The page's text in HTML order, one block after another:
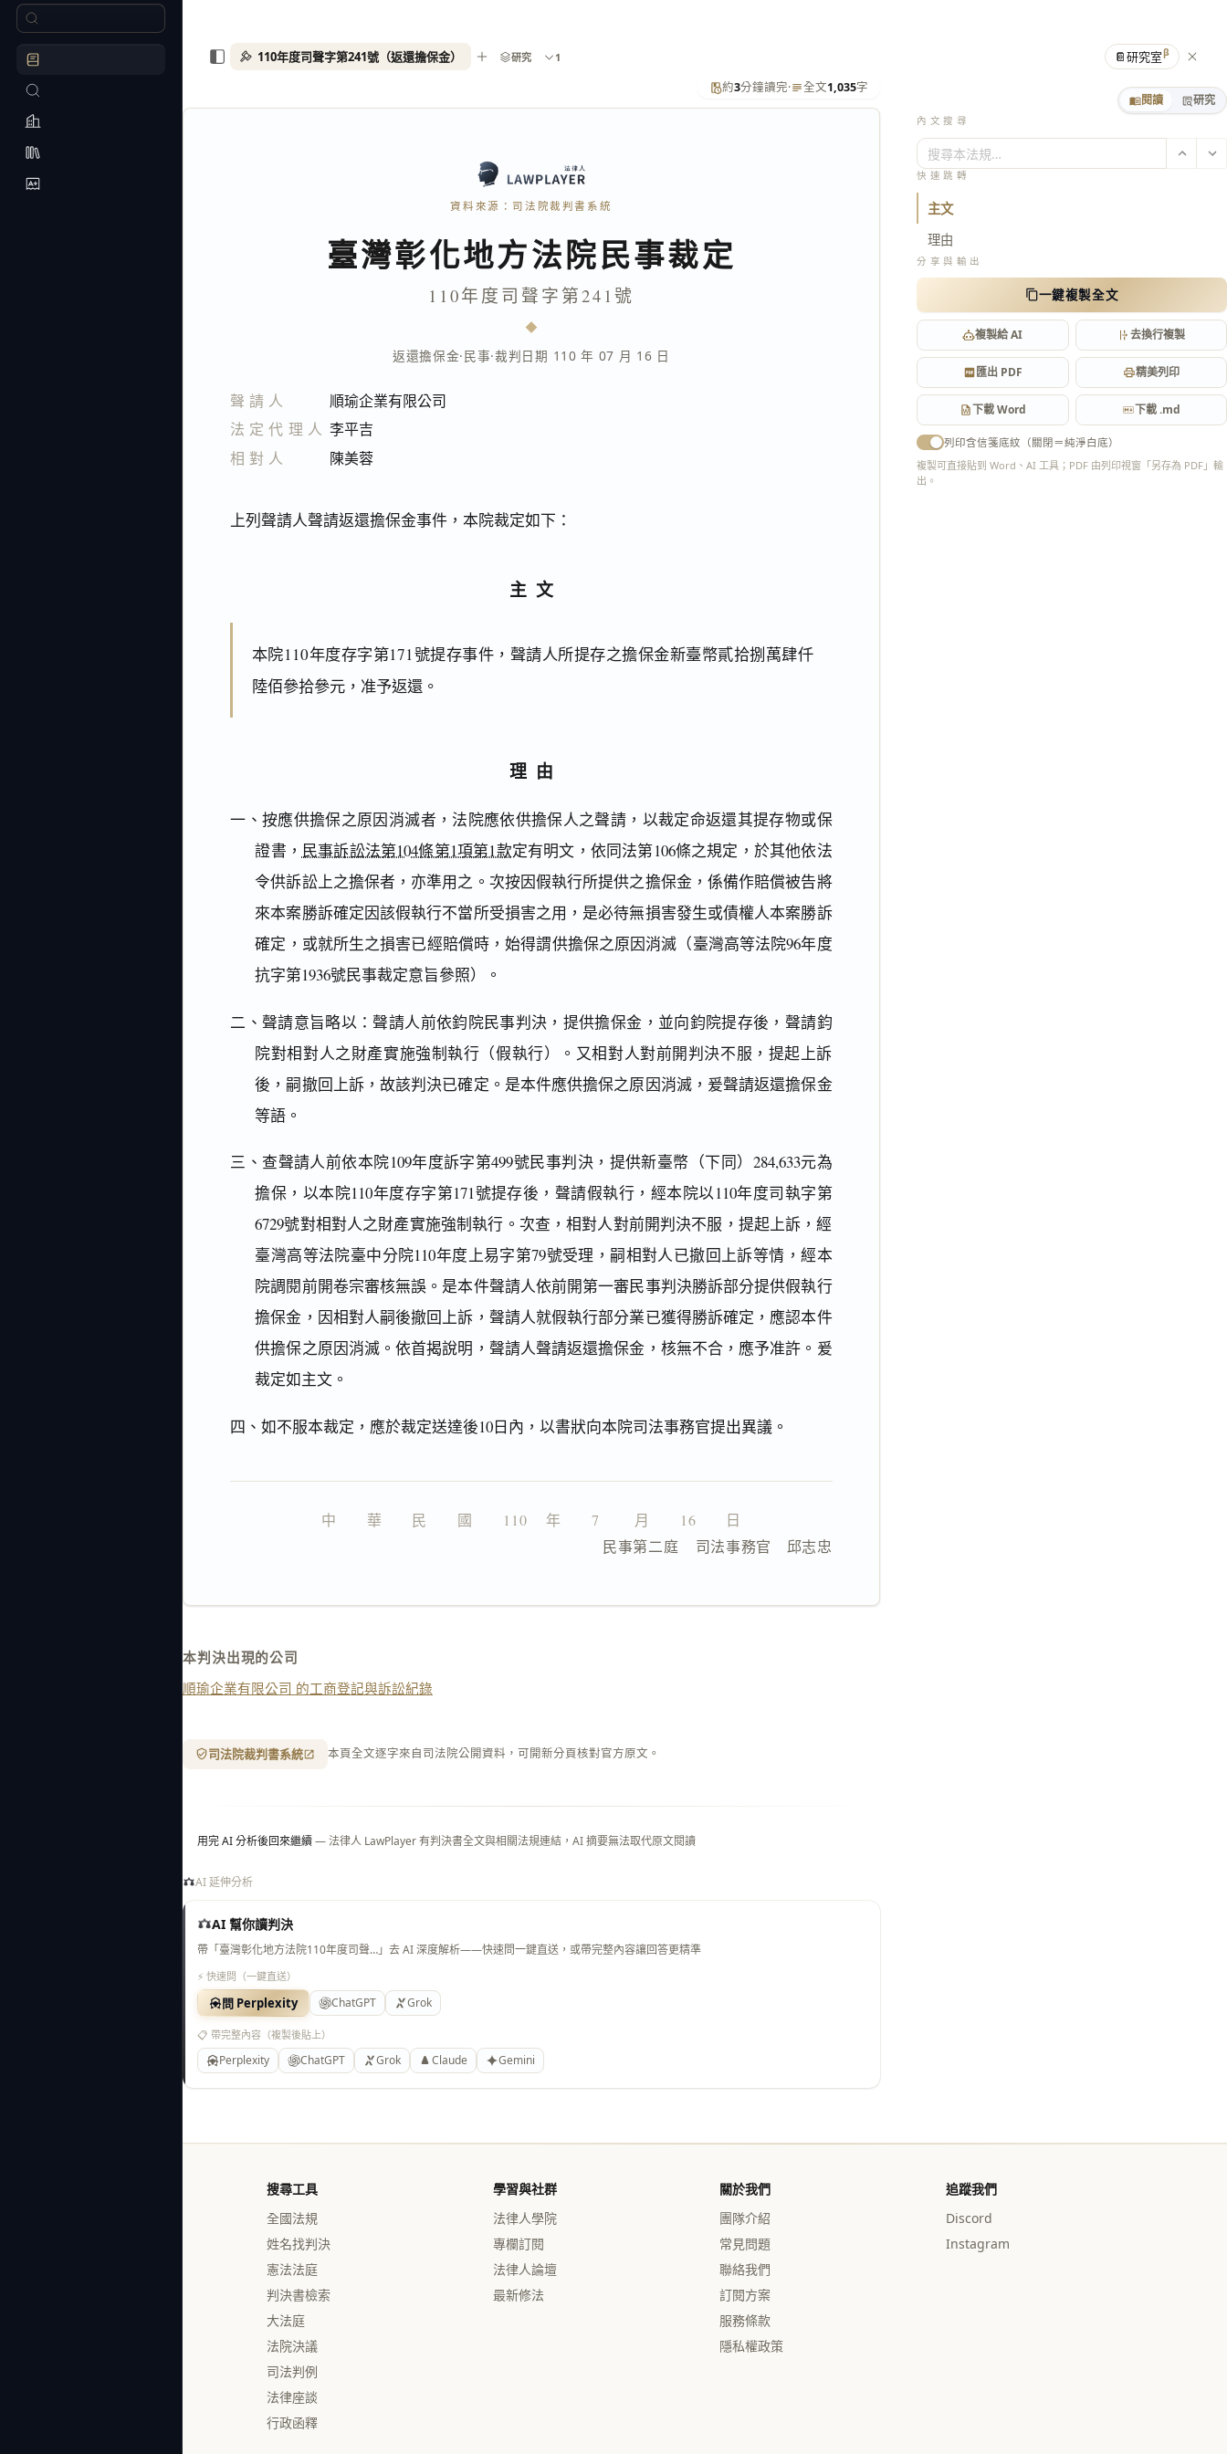
約3分鐘讀完· 全文1,035字
資料來源：司法院裁判書系統
臺灣彰化地方法院民事裁定
110年度司聲字第241號
返還擔保金·民事·裁判日期 110 年 07 月 16 日
聲請人
順瑜企業有限公司
法定代理人 李平吉
相對人
陳美蓉
上列聲請人聲請返還擔保金事件，本院裁定如下：
主文
本院110年度存字第171號提存事件，聲請人所提存之擔保金新臺幣貳拾捌萬肆仟
陸佰參拾參元，准予返還。
理由
一、按應供擔保之原因消滅者，法院應依供擔保人之聲請，以裁定命返還其提存物或保
證書， 民事訴訟法第104條第1項第1款定有明文，依同法第106條之規定，於其他依法
令供訴訟上之擔保者，亦準用之。次按因假執行所提供之擔保金，係備作賠償被告將
來本案勝訴確定因該假執行不當所受損害之用，是必待無損害發生或債權人本案勝訴
確定，或就所生之損害已經賠償時，始得謂供擔保之原因消滅（臺灣高等法院96年度
抗字第1936號民事裁定意旨參照）。
二、聲請意旨略以：聲請人前依鈞院民事判決，提供擔保金，並向鈞院提存後，聲請鈞
院對相對人之財產實施強制執行（假執行）。又相對人對前開判決不服，提起上訴
後，嗣撤回上訴，故該判決已確定。是本件應供擔保之原因消滅，爰聲請返還擔保金
等語。
三、查聲請人前依本院109年度訴字第499號民事判決，提供新臺幣（下同）284,633元為
擔保，以本院110年度存字第171號提存後，聲請假執行，經本院以110年度司執字第
6729號對相對人之財產實施強制執行。次查，相對人對前開判決不服，提起上訴，經
臺灣高等法院臺中分院110年度上易字第79號受理，嗣相對人已撤回上訴等情，經本
院調閱前開卷宗審核無誤。是本件聲請人依前開第一審民事判決勝訴部分提供假執行
擔保金，因相對人嗣後撤回上訴，聲請人就假執行部分業已獲得勝訴確定，應認本件
供擔保之原因消滅。依首揭說明，聲請人聲請返還擔保金，核無不合，應予准許。爰
裁定如主文。
四、如不服本裁定，應於裁定送達後10日內，以書狀向本院司法事務官提出異議。
中　　華　　民　　國　　110 　年　　7 　　月　　16　　日
                  民事第二庭    司法事務官　邱志忠
本判決出現的公司
順瑜企業有限公司 的工商登記與訴訟紀錄
司法院裁判書系統 本頁全文逐字來自司法院公開資料，可開新分頁核對官方原文。
用完 AI 分析後回來繼續— 法律人 LawPlayer 有判決書全文與相關法規連結，AI 摘要無法取代原文閱讀
AI 延伸分析
AI 幫你讀判決
帶「臺灣彰化地方法院110年度司聲…」去 AI 深度解析——快速問一鍵直送，或帶完整內容讓回答更精準
⚡ 快速問（一鍵直送）
問 Perplexity ChatGPT Grok
📋 帶完整內容（複製後貼上）
Perplexity ChatGPT Grok Claude Gemini
閱讀 研究
內文搜尋
搜尋本法規…
快速跳轉
主文
理由
分享與輸出
一鍵複製全文
複製給 AI 去換行複製
匯出 PDF 精美列印
下載 Word 下載 .md
列印含信箋底紋（關閉＝純淨白底）
複製可直接貼到 Word、AI 工具；PDF 由列印視窗「另存為 PDF」輸
出。
搜尋工具
全國法規
姓名找判決
憲法法庭
判決書檢索
大法庭
法院決議
司法判例
法律座談
行政函釋
學習與社群
法律人學院
專欄訂閱
法律人論壇
最新修法
關於我們
團隊介紹
常見問題
聯絡我們
訂閱方案
服務條款
隱私權政策
追蹤我們
Discord
Instagram
110年度司聲字第241號（返還擔保金） 研究 1 📔研究室β